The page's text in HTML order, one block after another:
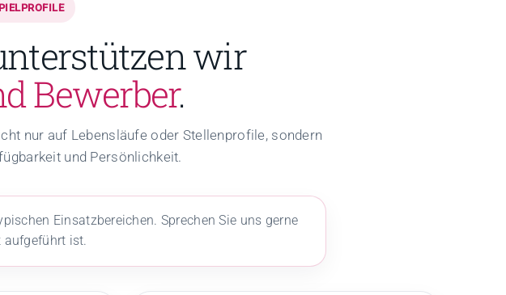
wir
Bewerber.
nur auf Lebensläufe oder Stellenprofile, sondern
und Persönlichkeit.
Einsatzbereichen. Sprechen Sie uns gerne
aufgeführt ist.